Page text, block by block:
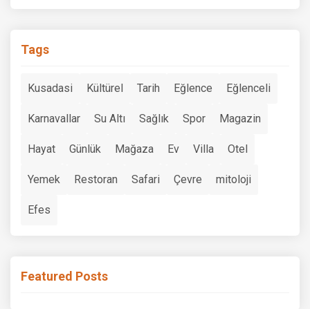
Tags
Kusadasi Kültürel Tarih Eğlence Eğlenceli
Karnavallar Su Altı Sağlık Spor Magazin
Hayat Günlük Mağaza Ev Villa Otel
Yemek Restoran Safari Çevre mitoloji
Efes
Featured Posts